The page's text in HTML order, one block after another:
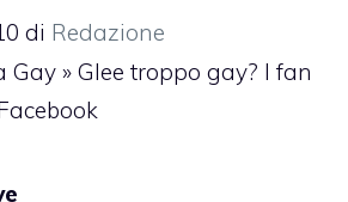
di Redazione
Gay » Glee troppo gay? I fan